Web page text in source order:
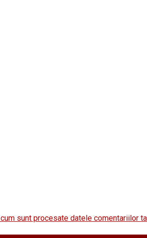
sunt procesate datele comentariilor